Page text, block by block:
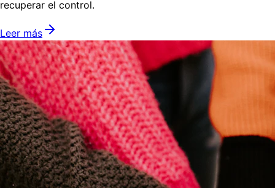
recuperar el control.
Leer más